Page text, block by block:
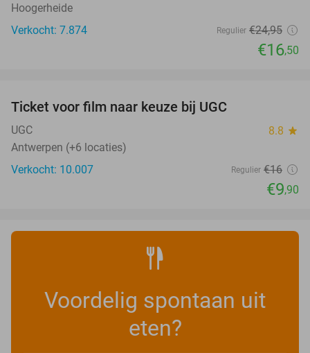
Hoogerheide
Verkocht: 7.874
Regulier €24,95
€16,50
Ticket voor film naar keuze bij UGC
UGC 8.8 star
Antwerpen (+6 locaties)
Verkocht: 10.007
Regulier €16
€9,90
Voordelig spontaan uit
eten?